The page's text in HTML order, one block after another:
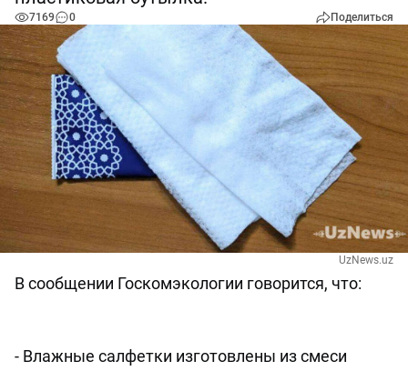
7169 0 Поделиться
UzNews.uz
В сообщении Госкомэкологии говорится, что:
- Влажные салфетки изготовлены из смеси